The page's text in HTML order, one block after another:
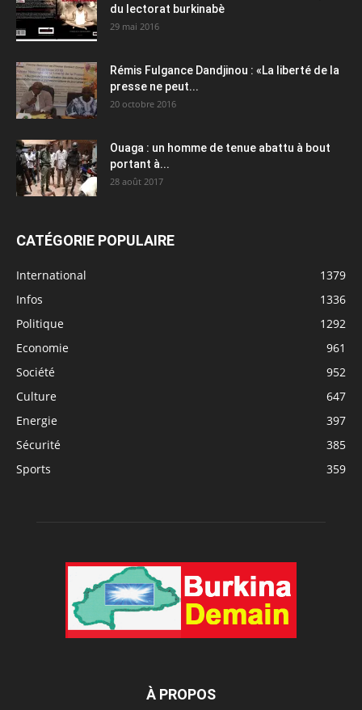
du lectorat burkinabè
29 mai 2016
Rémis Fulgance Dandjinou : «La liberté de la
presse ne peut...
20 octobre 2016
Ouaga : un homme de tenue abattu à bout
portant à...
28 août 2017
CATÉGORIE POPULAIRE
International
1379
Infos
1336
Politique
1292
Economie
961
Société
952
Culture
647
Energie
397
Sécurité
385
Sports
359
À PROPOS